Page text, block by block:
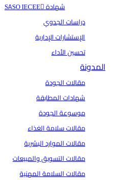
شهادة SASO IECEE
دراسات الجدوي
الإستشارات الإدارية
تحسين الأداء
المدونة
مقالات الجودة
شهادات المطابقة
موسوعة الجودة
مقالات سلامة الغذاء
مقالات الموارد البشرية
مقالات التسويق والمبيعات
مقالات السلامة المهنية